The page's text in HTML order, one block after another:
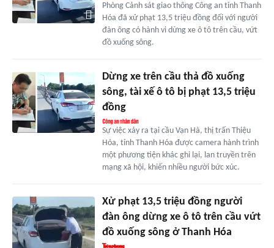
Phòng Cảnh sát giao thông Công an tỉnh Thanh
Hóa đã xử phạt 13,5 triệu đồng đối với người
đàn ông có hành vi dừng xe ô tô trên cầu, vứt
đồ xuống sông.
Dừng xe trên cầu thả đồ xuống
sông, tài xế ô tô bị phạt 13,5 triệu
đồng
Sự việc xảy ra tại cầu Vạn Hà, thị trấn Thiệu
Hóa, tỉnh Thanh Hóa được camera hành trình
một phương tiện khác ghi lại, lan truyền trên
mạng xã hội, khiến nhiều người bức xúc.
Xử phạt 13,5 triệu đồng người
đàn ông dừng xe ô tô trên cầu vứt
đồ xuống sông ở Thanh Hóa